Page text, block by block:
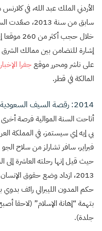
الأردني الملك عبد الله، في
سابق من سنة
إشارة للتضامن بين ممالك الشرق
على ناشر ومحرر موقعجفرا
المالكة في قطر.
2014: رقصة السيف السعودية
أتاحت السنة الموالية فرصة أخرى
فبراير، سافر تشارلز من سلاح الجو
حيث قيل إنها رحلته العاشرة إلى
2013، ازداد وضع حقوق
جلدة).